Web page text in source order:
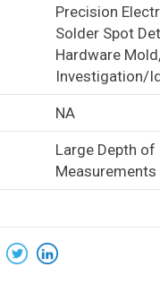
Precision
Solder Spot
Hardware
Investigation/
NA
Large Depth of
Measurements